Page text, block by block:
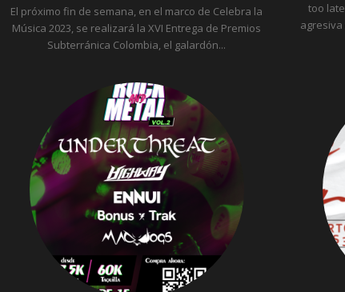
El próximo fin de semana, en el marco de Celebra la
Música 2023, se realizará la XVI Entrega de Premios
Subterránica Colombia, el galardón...
too